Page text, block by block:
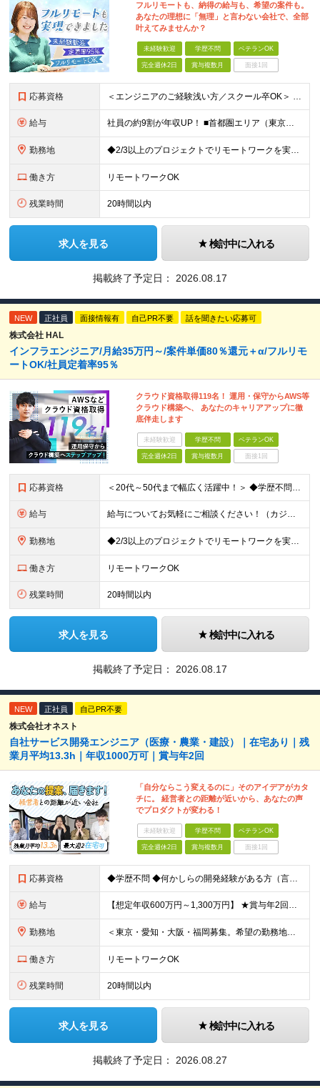
フルリモートも、納得の給与も、希望の案件も。
あなたの理想に「無理」と言わない会社で、全部
叶えてみませんか？
未経験歓迎 学歴不問 ベテランOK
完全週休2日 賞与複数月 面接1回
応募資格 ＜エンジニアのご経験浅い方／スクール卒OK＞ ◆学歴不問 ◆未経験OK ＜こんな方は大歓迎！＞ ◎今の収入に不満がある方 ◎新しい言語・スキルに挑戦したい方 ◎腰を据えて活躍したい方 ◎頑張りを評価
給与 社員の約9割が年収UP！ ■首都圏エリア（東京、神奈川、千葉、埼玉勤務） 月給25万円～26万円（固定残業代含む） ※固定残業代は、時間外労働の有無に関わらず17時間分を30,000円～31,200
勤務地 ◆2/3以上のプロジェクトでリモートワークを実施中！ ≪自社拠点≫ ・東京本社／東京都千代田区丸の内二丁目6番1号 丸の内パークビルディング6階 ・関西支社／⼤阪府⼤阪市中央区安⼟町2-3-13 ⼤
働き方 リモートワークOK
残業時間 20時間以内
求人を見る 検討中に入れる
掲載終了予定日： 2026.08.17
NEW 正社員 面接情報有 自己PR不要 話を聞きたい応募可
株式会社 HAL
インフラエンジニア/月給35万円～/案件単価80％還元＋α/フルリモ
ートOK/社員定着率95％
クラウド資格取得119名！ 運用・保守からAWS等
クラウド構築へ、 あなたのキャリアアップに徹
底伴走します
未経験歓迎 学歴不問 ベテランOK
完全週休2日 賞与複数月 面接1回
応募資格 ＜20代～50代まで幅広く活躍中！＞ ◆学歴不問 ◆何らかのインフラ関連の実務経験 ★経験年数不問/運用監視レベルも歓迎 ＜こんな方は大歓迎！＞ ◎今の収入に不満がある ◎もっと上流の案件で活躍した
給与 給与についてお気軽にご相談ください！（カジュアル面談可能） 月給35万円～＋各種手当＋賞与2回 ※固定残業代は、時間外労働の有無に関わらず40時間分を87,500円～支給 ※超過分は別途支給 ※試用
勤務地 ◆2/3以上のプロジェクトでリモートワークを実施中！ ≪自社拠点≫ ・東京本社／東京都千代田区丸の内二丁目6番1号 丸の内パークビルディング6階 ・関西支社／⼤阪府⼤阪市中央区安⼟町2-3-13 ⼤
働き方 リモートワークOK
残業時間 20時間以内
求人を見る 検討中に入れる
掲載終了予定日： 2026.08.17
NEW 正社員 自己PR不要
株式会社オネスト
自社サービス開発エンジニア（医療・農業・建設）｜在宅あり｜残
業月平均13.3h｜年収1000万可｜賞与年2回
「自分ならこう変えるのに」そのアイデアがカタ
チに。 経営者との距離が近いから、あなたの声
でプロダクトが変わる！
未経験歓迎 学歴不問 ベテランOK
完全週休2日 賞与複数月 面接1回
応募資格 ◆学歴不問 ◆何かしらの開発経験がある方（言語不問） ◆マネジメント経験がある方（規模不問） ＜以下のような方を歓迎します＞ ◎これまでの経験を活かし管理職を目指したい方 ◎新しいサービスの企画から
給与 【想定年収600万円～1,300万円】 ★賞与年2回＋勤務地手当＋残業手当（年平均残業時間にて算出）を含む ※基本給＋勤務地手当＋役職手当 ※勤務地手当：結婚の有無に関係なく、物価などの違いを考慮して
勤務地 ＜東京・愛知・大阪・福岡募集。希望の勤務地で働けます＞ 希望通りの配属＆転勤も基本なし！ 「プロジェクト人員の枠を広げたい」などといった、 会社からの強制的な異動・出向依頼はありません。 ■東京オフ
働き方 リモートワークOK
残業時間 20時間以内
求人を見る 検討中に入れる
掲載終了予定日： 2026.08.27